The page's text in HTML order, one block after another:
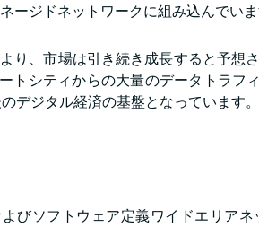
ージドネットワークに組み込んでいま
り、市場は引き続き成長すると予想
トシティからの大量のデータトラフ
デジタル経済の基盤となっています。
びソフトウェア定義ワイドエリアネ